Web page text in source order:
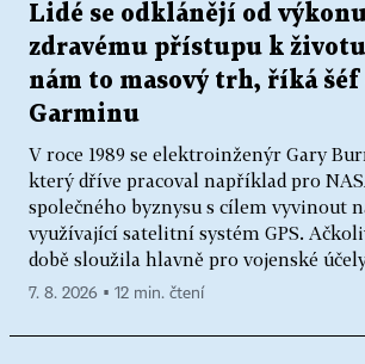
Lidé se odklánějí od
zdravému přístupu k
nám to masový trh, říká šéf
Garminu
V roce 1989 se elektroinženýr Gary
který dříve pracoval například pro
společného byznysu s cílem vyvinout
využívající satelitní systém GPS.
době sloužila hlavně pro vojenské
7. 8. 2026 ▪ 12 min. čtení